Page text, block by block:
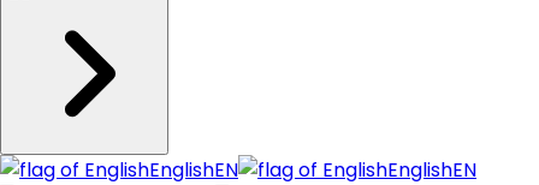
EnglishEN EnglishEN